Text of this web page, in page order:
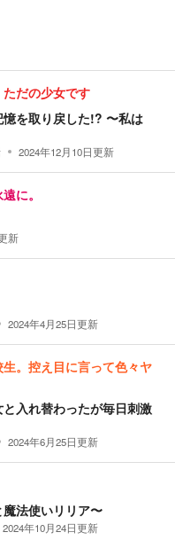
だの少女です
を取り戻した!? 〜私は
2024年12月10日更新
に。
新
2024年4月25日更新
。控え目に言って色々ヤ
入れ替わったが毎日刺激
2024年6月25日更新
法使いリリア〜
2024年10月24日更新